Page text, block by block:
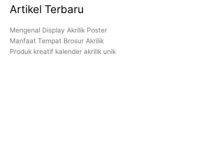
Artikel Terbaru
Mengenal Display Akrilik Poster
Manfaat Tempat Brosur Akrilik
Produk kreatif kalender akrilik unik